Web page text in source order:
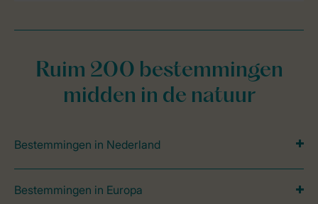
Ruim 200 bestemmingen
midden in de natuur
Bestemmingen in Nederland
Bestemmingen in Europa